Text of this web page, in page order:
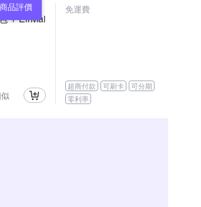
品評價
+ EirMai
免運費
超商付款 可刷卡
可分期
零利率